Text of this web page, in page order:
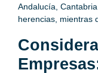
Andalucía,
herencias, mientras